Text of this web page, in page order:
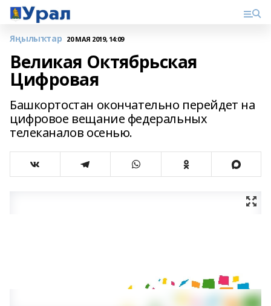
Яңылыҡтар 20 МАЯ 2019, 14:09
Великая Октябрьская
Цифровая
Башкортостан окончательно перейдет на
цифровое вещание федеральных
телеканалов осенью.